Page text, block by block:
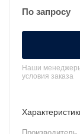
По запросу
Наши менеджеры
условия заказа